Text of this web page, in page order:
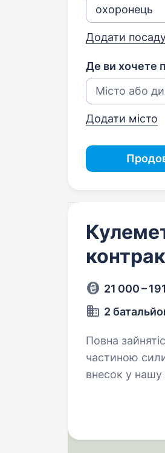
Додати
Де ви хочете
Додати місто
21 000 –
2
Повна зайнятість.
частиною
внесок у нашу